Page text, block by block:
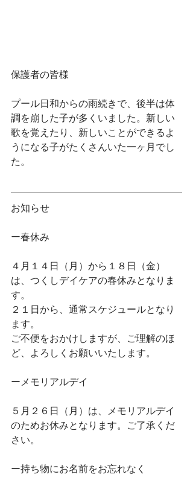
保護者の皆様
プール日和からの雨続きで、後半は体
調を崩した子が多くいました。新しい
歌を覚えたり、新しいことができるよ
うになる子がたくさんいた一ヶ月でし
た。
お知らせ
ー春休み
４月１４日（月）から１８日（金）
は、つくしデイケアの春休みとなりま
す。
２１日から、通常スケジュールとなり
ます。
ご不便をおかけしますが、ご理解のほ
ど、よろしくお願いいたします。
ーメモリアルデイ
５月２６日（月）は、メモリアルデイ
のためお休みとなります。ご了承くだ
さい。
ー持ち物にお名前をお忘れなく